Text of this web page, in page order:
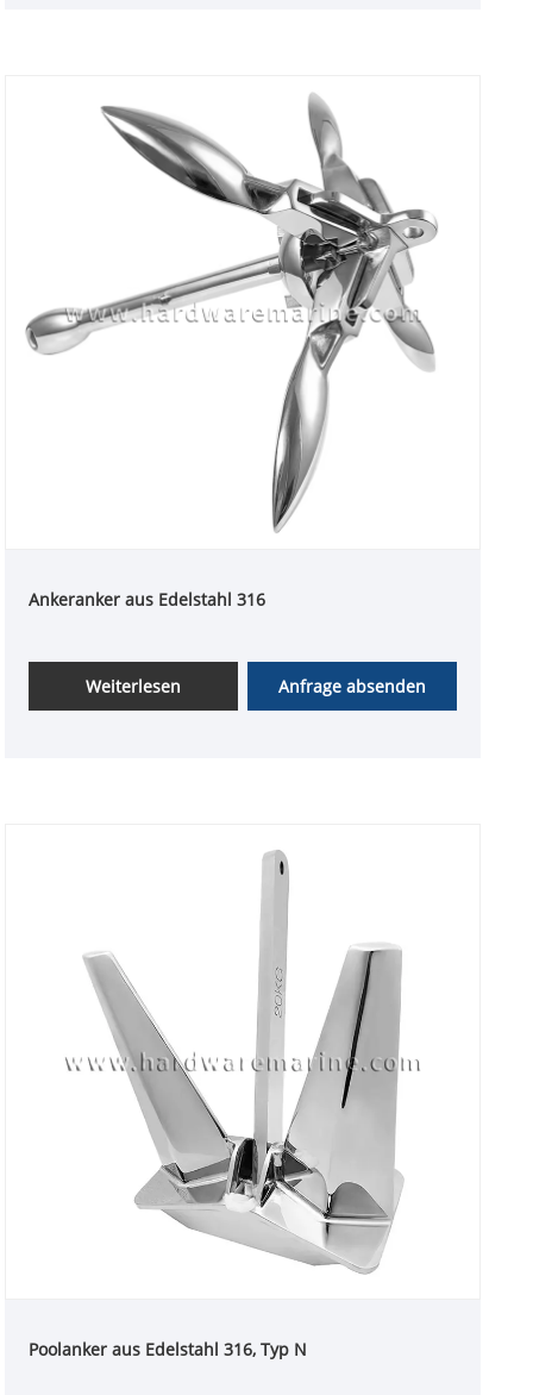
Ankeranker aus Edelstahl 316
Weiterlesen Anfrage absenden
Poolanker aus Edelstahl 316, Typ N